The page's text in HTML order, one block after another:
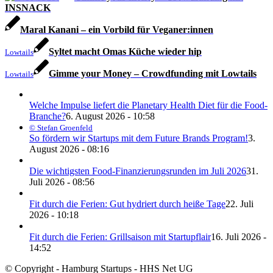
INSNACK
Maral Kanani – ein Vorbild für Veganer:innen
Lowtails Syltet macht Omas Küche wieder hip
Lowtails Gimme your Money – Crowdfunding mit Lowtails
Welche Impulse liefert die Planetary Health Diet für die Food-
Branche?6. August 2026 - 10:58
© Stefan Groenfeld
So fördern wir Startups mit dem Future Brands Program!3.
August 2026 - 08:16
Die wichtigsten Food-Finanzierungsrunden im Juli 202631.
Juli 2026 - 08:56
Fit durch die Ferien: Gut hydriert durch heiße Tage22. Juli
2026 - 10:18
Fit durch die Ferien: Grillsaison mit Startupflair16. Juli 2026 -
14:52
© Copyright - Hamburg Startups - HHS Net UG